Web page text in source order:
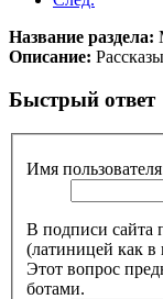
Название раздела:
Описание:
Быстрый ответ
Имя
В подписи сайта
(латиницей как в
Этот вопрос
ботами.